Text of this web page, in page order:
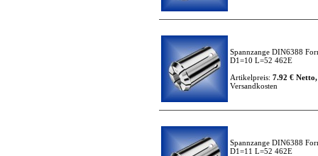
Spannzange DIN6388
D1=10 L=52 462E
Artikelpreis: 7.92 €
Versandkosten
Spannzange DIN6388
D1=11 L=52 462E